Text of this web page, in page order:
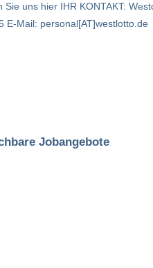
Sie uns hier IHR KONTAKT:
E-Mail: personal[AT]westlotto.de
Jobangebote